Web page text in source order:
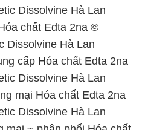
Dissolvine Hà Lan
chất Edta 2na ©
Dissolvine Hà Lan
cấp Hóa chất Edta 2na
Dissolvine Hà Lan
mại Hóa chất Edta 2na
Dissolvine Hà Lan